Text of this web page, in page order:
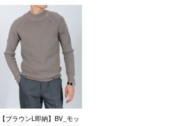
【ブラウンL即納】BV_モッ